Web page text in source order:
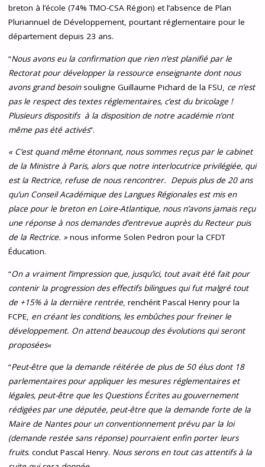
breton à l’école (74% TMO-CSA Région) et l’absence de Plan
Pluriannuel de Développement, pourtant réglementaire pour le
département depuis 23 ans.
“Nous avons eu la confirmation que rien n’est planifié par le
Rectorat pour développer la ressource enseignante dont nous
avons grand besoinsouligne Guillaume Pichard de la FSU, ce n’est
pas le respect des textes réglementaires, c’est du bricolage !
Plusieurs dispositifs à la disposition de notre académie n’ont
même pas été activés”.
« C’est quand même étonnant, nous sommes reçus par le cabinet
de la Ministre à Paris, alors que notre interlocutrice privilégiée, qui
est la Rectrice, refuse de nous rencontrer. Depuis plus de 20 ans
qu’un Conseil Académique des Langues Régionales est mis en
place pour le breton en Loire-Atlantique, nous n’avons jamais reçu
une réponse à nos demandes d’entrevue auprès du Recteur puis
de la Rectrice. » nous informe Solen Pedron pour la CFDT
Éducation.
“On a vraiment l’impression que, jusqu’ici, tout avait été fait pour
contenir la progression des effectifs bilingues qui fut malgré tout
de +15% à la dernière rentrée, renchérit Pascal Henry pour la
FCPE, en créant les conditions, les embûches pour freiner le
développement. On attend beaucoup des évolutions qui seront
proposées«
“Peut-être que la demande réitérée de plus de 50 élus dont 18
parlementaires pour appliquer les mesures réglementaires et
légales, peut-être que les Questions Écrites au gouvernement
rédigées par une députée, peut-être que la demande forte de la
Maire de Nantes pour un conventionnement prévu par la loi
(demande restée sans réponse) pourraient enfin porter leurs
fruits. conclut Pascal Henry. Nous serons en tout cas attentifs à la